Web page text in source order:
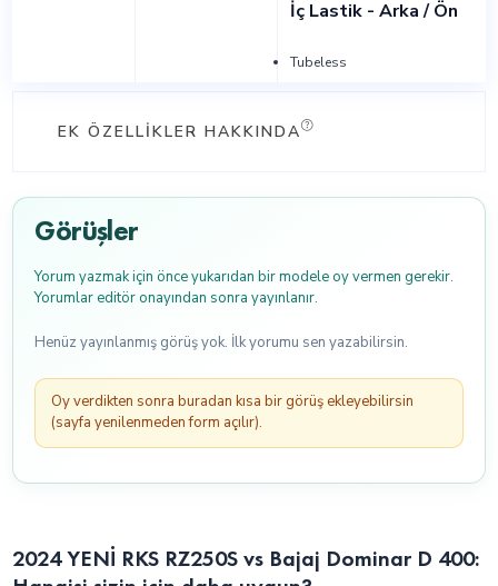
İç Lastik - Arka / Ön
Tubeless
EK ÖZELLIKLER HAKKINDA
Görüşler
Yorum yazmak için önce yukarıdan bir modele oy vermen gerekir.
Yorumlar editör onayından sonra yayınlanır.
Henüz yayınlanmış görüş yok. İlk yorumu sen yazabilirsin.
Oy verdikten sonra buradan kısa bir görüş ekleyebilirsin
(sayfa yenilenmeden form açılır).
2024 YENİ RKS RZ250S vs Bajaj Dominar D 400: